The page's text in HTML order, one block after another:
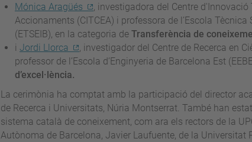
Mónica Aragüés
, investigadora del Centre
Accionaments (CITCEA) i professora de l’Escola
(ETSEIB), en la categoria de Transferència de
i Jordi Llorca
, investigador del Centre de Recerca en
professor de l’Escola d’Enginyeria de Barcelona Est
d’excel·lència.
La cerimònia ha comptat amb la participació del director
de Recerca i Universitats, Núria Montserrat. També han
sistema català de coneixement, com ara els rectors de la
Autònoma de Barcelona, Javier Laufuente, de la Universitat